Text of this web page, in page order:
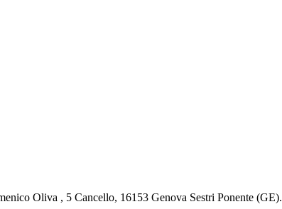
Oliva , 5 Cancello, 16153 Genova Sestri Ponente (GE).